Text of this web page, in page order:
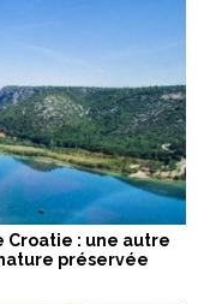
Croatie : une autre
préservée